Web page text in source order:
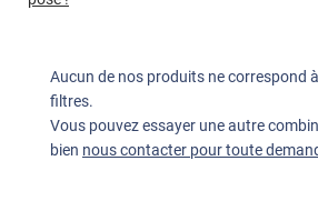
Aucun de nos produits ne correspond
filtres.
Vous pouvez essayer une autre
bien nous contacter pour toute